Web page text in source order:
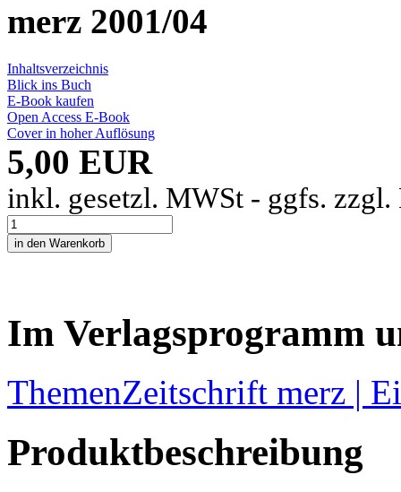
merz 2001/04
Inhaltsverzeichnis
Blick ins Buch
E-Book kaufen
Open Access E-Book
Cover in hoher Auflösung
5,00 EUR
inkl. gesetzl. MWSt - ggfs. zzgl.
Im Verlagsprogramm
ThemenZeitschrift merz |
Produktbeschreibung